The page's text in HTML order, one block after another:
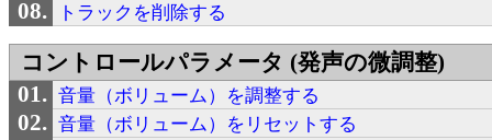
トラックを削除する
コントロールパラメータ (発声の微調整)
音量（ボリューム）を調整する
音量（ボリューム）をリセットする